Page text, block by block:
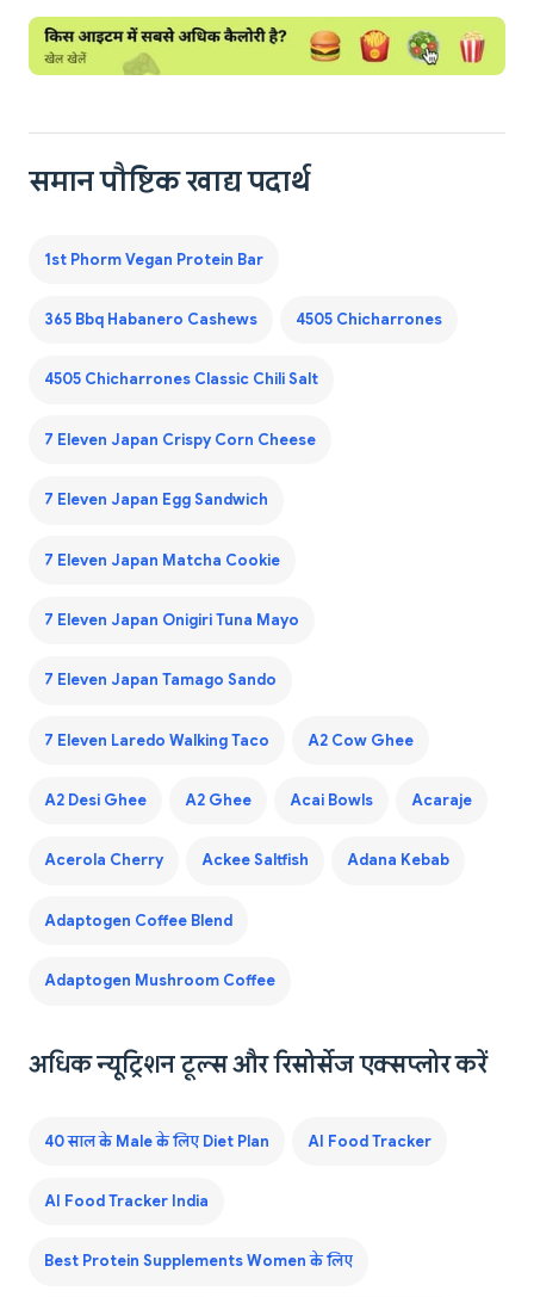
समान पौष्टिक खाद्य पदार्थ
1st Phorm Vegan Protein Bar
365 Bbq Habanero Cashews 4505 Chicharrones
4505 Chicharrones Classic Chili Salt
7 Eleven Japan Crispy Corn Cheese
7 Eleven Japan Egg Sandwich
7 Eleven Japan Matcha Cookie
7 Eleven Japan Onigiri Tuna Mayo
7 Eleven Japan Tamago Sando
7 Eleven Laredo Walking Taco A2 Cow Ghee
A2 Desi Ghee A2 Ghee Acai Bowls Acaraje
Acerola Cherry Ackee Saltfish Adana Kebab
Adaptogen Coffee Blend
Adaptogen Mushroom Coffee
अधिक न्यूट्रिशन टूल्स और रिसोर्सेज एक्सप्लोर करें
40 साल के Male के लिए Diet Plan AI Food Tracker
AI Food Tracker India
Best Protein Supplements Women के लिए